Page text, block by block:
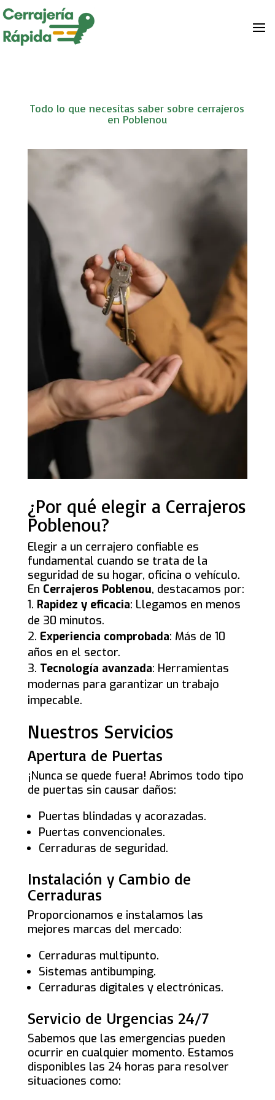
Todo lo que necesitas saber sobre cerrajeros
en Poblenou
¿Por qué elegir a Cerrajeros
Poblenou?
Elegir a un cerrajero confiable es
fundamental cuando se trata de la
seguridad de su hogar, oficina o vehículo.
En Cerrajeros Poblenou, destacamos por:
Rapidez y eficacia: Llegamos en menos
de 30 minutos.
Experiencia comprobada: Más de 10
años en el sector.
Tecnología avanzada: Herramientas
modernas para garantizar un trabajo
impecable.
Nuestros Servicios
Apertura de Puertas
¡Nunca se quede fuera! Abrimos todo tipo
de puertas sin causar daños:
Puertas blindadas y acorazadas.
Puertas convencionales.
Cerraduras de seguridad.
Instalación y Cambio de
Cerraduras
Proporcionamos e instalamos las
mejores marcas del mercado:
Cerraduras multipunto.
Sistemas antibumping.
Cerraduras digitales y electrónicas.
Servicio de Urgencias 24/7
Sabemos que las emergencias pueden
ocurrir en cualquier momento. Estamos
disponibles las 24 horas para resolver
situaciones como: